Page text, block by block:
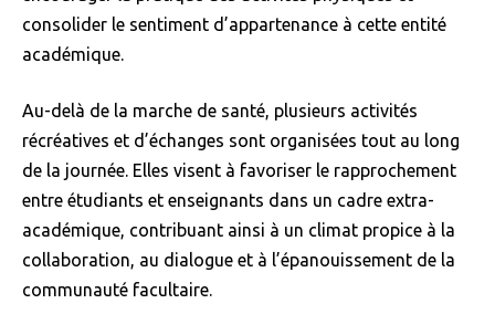
consolider le sentiment d’appartenance à cette entité
académique.
Au-delà de la marche de santé, plusieurs activités
récréatives et d’échanges sont organisées tout au long
de la journée. Elles visent à favoriser le rapprochement
entre étudiants et enseignants dans un cadre extra-
académique, contribuant ainsi à un climat propice à la
collaboration, au dialogue et à l’épanouissement de la
communauté facultaire.